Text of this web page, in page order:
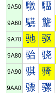
9A50 驐 驑
9A60 驠 驡
9A70 驰 驱
9A80 骀 骁
9A90 骐 骑
9AA0 骠 骡